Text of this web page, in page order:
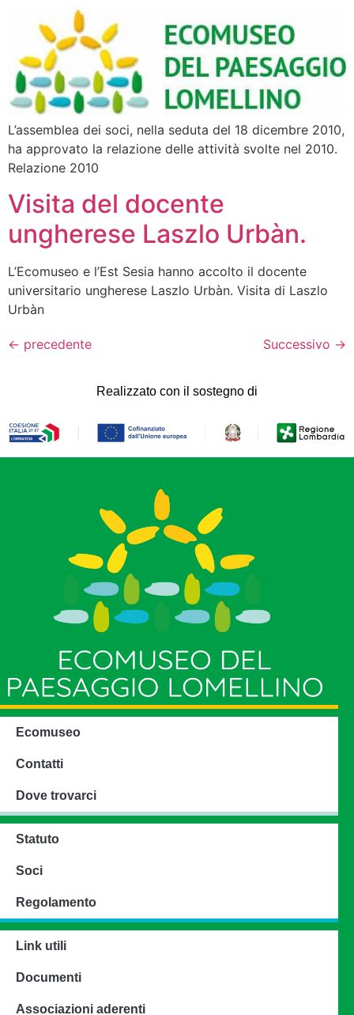
L’assemblea dei soci, nella seduta del 18 dicembre 2010,
ha approvato la relazione delle attività svolte nel 2010.
Relazione 2010
Visita del docente
ungherese Laszlo Urbàn.
L’Ecomuseo e l’Est Sesia hanno accolto il docente
universitario ungherese Laszlo Urbàn. Visita di Laszlo
Urbàn
← precedente Successivo →
Realizzato con il sostegno di
Ecomuseo
Contatti
Dove trovarci
Statuto
Soci
Regolamento
Link utili
Documenti
Associazioni aderenti